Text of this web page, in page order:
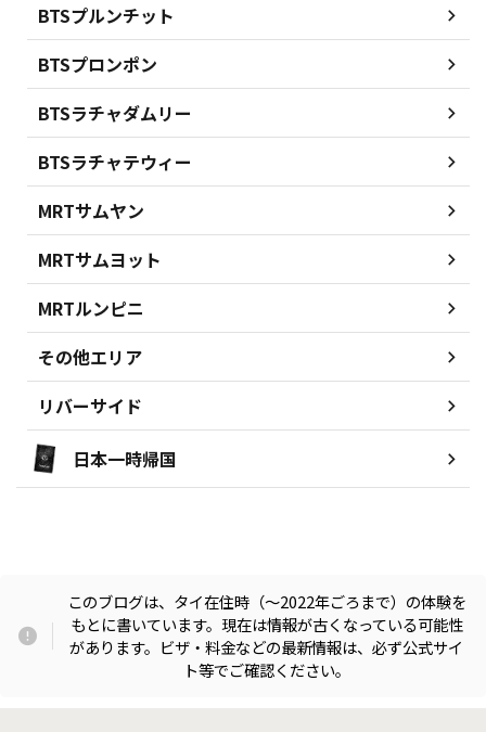
BTSプルンチット
BTSプロンポン
BTSラチャダムリー
BTSラチャテウィー
MRTサムヤン
MRTサムヨット
MRTルンピニ
その他エリア
リバーサイド
日本一時帰国
このブログは、タイ在住時（〜2022年ごろまで）の体験を
もとに書いています。現在は情報が古くなっている可能性
があります。ビザ・料金などの最新情報は、必ず公式サイ
ト等でご確認ください。